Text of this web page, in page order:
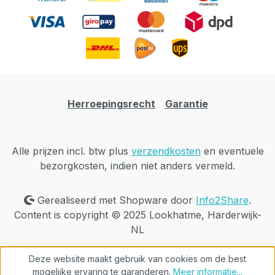
Herroepingsrecht Garantie
Alle prijzen incl. btw plus verzendkostenen eventuele
bezorgkosten, indien niet anders vermeld.
Gerealiseerd met Shopware door Info2Share.
Content is copyright © 2025 Lookhatme, Harderwijk-
NL
Deze website maakt gebruik van cookies om de best
mogelijke ervaring te garanderen. Meer informatie...